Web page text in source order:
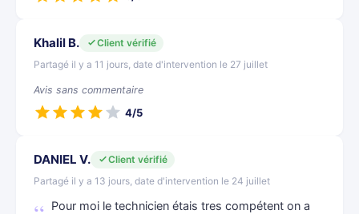
Khalil B.
Client vérifié
Partagé il y a 11 jours, date d'intervention le 27 juillet
Avis sans commentaire
4/5
DANIEL V.
Client vérifié
Partagé il y a 13 jours, date d'intervention le 24 juillet
Pour moi le technicien étais tres compétent on a